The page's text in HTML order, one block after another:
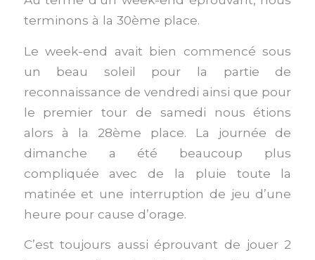
terminons à la 30ème place.
Le week-end avait bien commencé sous
un beau soleil pour la partie de
reconnaissance de vendredi ainsi que pour
le premier tour de samedi nous étions
alors à la 28ème place. La journée de
dimanche a été beaucoup plus
compliquée avec de la pluie toute la
matinée et une interruption de jeu d’une
heure pour cause d’orage.
C’est toujours aussi éprouvant de jouer 2